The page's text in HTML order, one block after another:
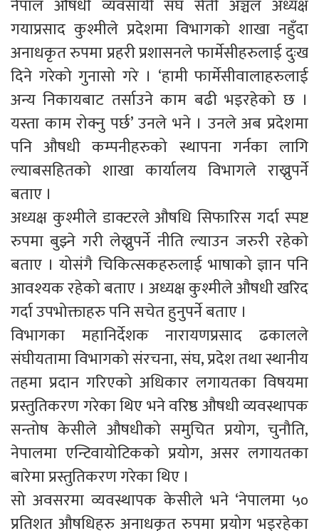
नेपाल औषधी व्यवसायी संघ सेती अञ्चल अध्यक्ष
गयाप्रसाद कुश्मीले प्रदेशमा विभागको शाखा नहुँदा
अनाधकृत रुपमा प्रहरी प्रशासनले फार्मेसीहरुलाई दुःख
दिने गरेको गुनासो गरे । ‘हामी फार्मेसीवालाहरुलाई
अन्य निकायबाट तर्साउने काम बढी भइरहेको छ ।
यस्ता काम रोक्नु पर्छ’ उनले भने । उनले अब प्रदेशमा
पनि औषधी कम्पनीहरुको स्थापना गर्नका लागि
ल्याबसहितको शाखा कार्यालय विभागले राख्नुपर्ने
बताए ।
अध्यक्ष कुश्मीले डाक्टरले औषधि सिफारिस गर्दा स्पष्ट
रुपमा बुझ्ने गरी लेख्नुपर्ने नीति ल्याउन जरुरी रहेको
बताए । योसंगै चिकित्सकहरुलाई भाषाको ज्ञान पनि
आवश्यक रहेको बताए । अध्यक्ष कुश्मीले औषधी खरिद
गर्दा उपभोक्ताहरु पनि सचेत हुनुपर्ने बताए ।
विभागका महानिर्देशक नारायणप्रसाद ढकालले
संघीयतामा विभागको संरचना, संघ, प्रदेश तथा स्थानीय
तहमा प्रदान गरिएको अधिकार लगायतका विषयमा
प्रस्तुतिकरण गरेका थिए भने वरिष्ठ औषधी व्यवस्थापक
सन्तोष केसीले औषधीको समुचित प्रयोग, चुनौति,
नेपालमा एन्टिवायोटिकको प्रयोग, असर लगायतका
बारेमा प्रस्तुतिकरण गरेका थिए ।
सो अवसरमा व्यवस्थापक केसीले भने ‘नेपालमा ५०
प्रतिशत औषधिहरु अनाधकृत रुपमा प्रयोग भइरहेका